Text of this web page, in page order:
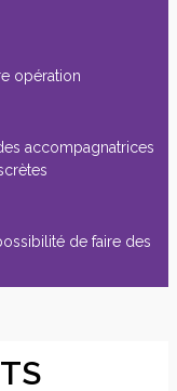
opération
accompagnatrices
de faire des